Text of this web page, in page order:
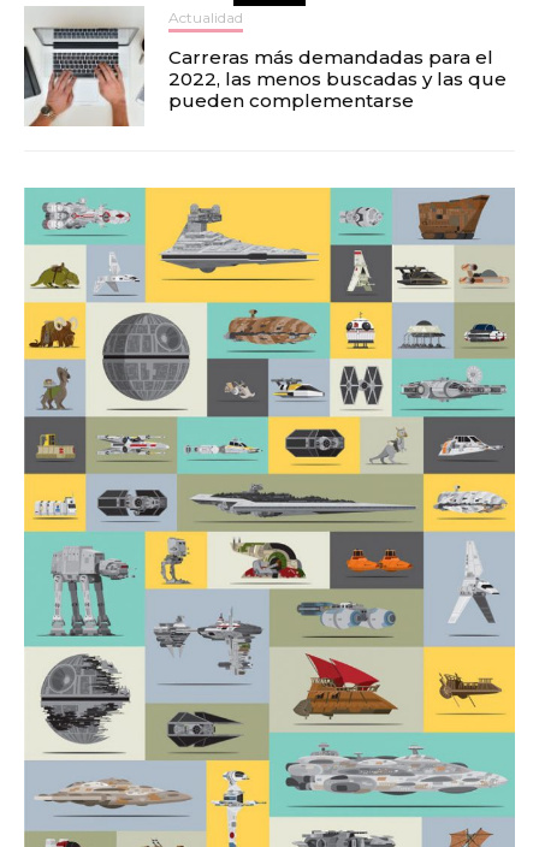
Actualidad
Carreras más demandadas para el
2022, las menos buscadas y las que
pueden complementarse